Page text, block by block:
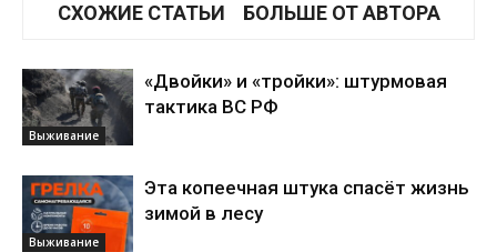
СХОЖИЕ СТАТЬИ БОЛЬШЕ ОТ АВТОРА
Выживание
«Двойки» и «тройки»: штурмовая
тактика ВС РФ
Выживание
Эта копеечная штука спасёт жизнь
зимой в лесу